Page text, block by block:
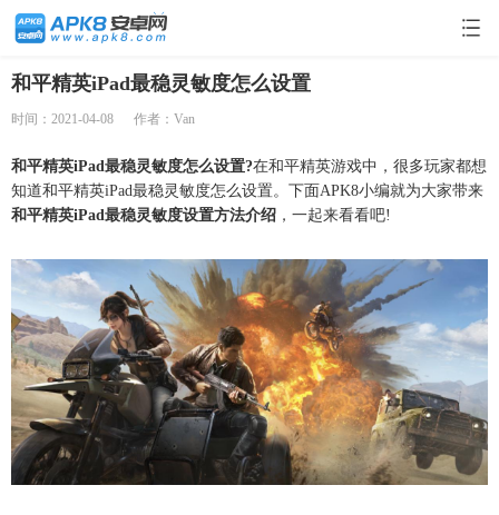
和平精英iPad最稳灵敏度怎么设置
时间：2021-04-08 作者：Van
和平精英iPad最稳灵敏度怎么设置?在和平精英游戏中，很多玩家都想
知道和平精英iPad最稳灵敏度怎么设置。下面APK8小编就为大家带来
和平精英iPad最稳灵敏度设置方法介绍 ，一起来看看吧!